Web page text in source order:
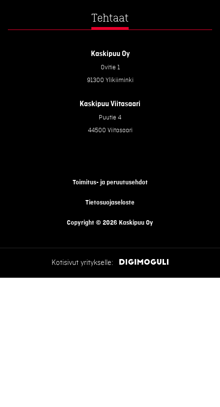
Tehtaat
Kaskipuu Oy
Ovitie 1
91300 Ylikiiminki
Kaskipuu Viitasaari
Puutie 4
44500 Viitasaari
Copyright © 2026 Kaskipuu Oy
Tietosuojaseloste
Toimitus- ja peruutusehdot
Kotisivut yritykselle: